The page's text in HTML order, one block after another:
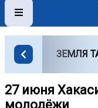
ЗЕМЛЯ
27 июня
молодёжи